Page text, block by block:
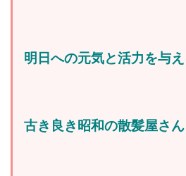
明日への元気と活力を与
古き良き昭和の散髪屋さん